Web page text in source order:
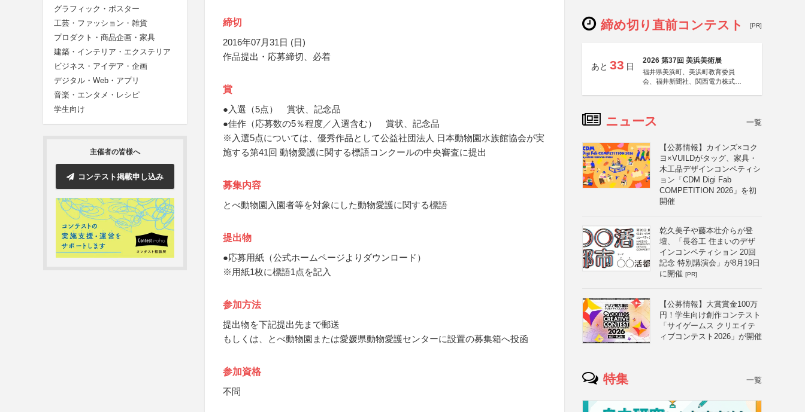
グラフィック・ポスター
工芸・ファッション・雑貨
プロダクト・商品企画・家具
建築・インテリア・エクステリア
ビジネス・アイデア・企画
デジタル・Web・アプリ
音楽・エンタメ・レシピ
学生向け
主催者の皆様へ
コンテスト掲載申し込み
締切
2016年07月31日 (日)
作品提出・応募締切、必着
賞
●入選（5点） 賞状、記念品
●佳作（応募数の5％程度／入選含む） 賞状、記念品
※入選5点については、優秀作品として公益社団法人 日本動物園水族館協会が実
施する第41回 動物愛護に関する標語コンクールの中央審査に提出
募集内容
とべ動物園入園者等を対象にした動物愛護に関する標語
提出物
●応募用紙（公式ホームページよりダウンロード）
※用紙1枚に標語1点を記入
参加方法
提出物を下記提出先まで郵送
もしくは、とべ動物園または愛媛県動物愛護センターに設置の募集箱へ投函
参加資格
不問
締め切り直前コンテスト [PR]
あと 33 日
2026 第37回 美浜美術展
福井県美浜町、美浜町教育委員
会、福井新聞社、関西電力株式会
ニュース 一覧
【公募情報】カインズ×コク
ヨ×VUILDがタッグ、家具・
木工品デザインコンペティシ
ョン「CDM Digi Fab
COMPETITION 2026」を初
開催
乾久美子や藤本壮介らが登
壇、「長谷工 住まいのデザ
インコンペティション 20回
記念 特別講演会」が8月19日
に開催 [PR]
【公募情報】大賞賞金100万
円！学生向け創作コンテスト
「サイゲームス クリエイテ
ィブコンテスト2026」が開催
特集 一覧